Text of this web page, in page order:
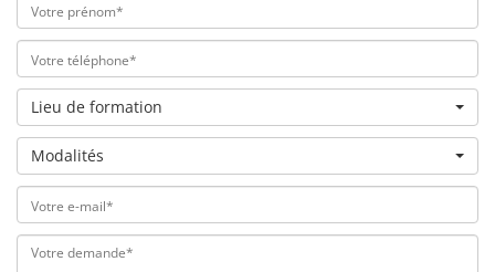
Lieu de formation
Modalités